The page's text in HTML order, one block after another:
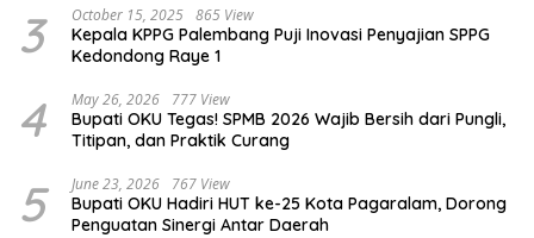
3 October 15, 2025 865 View
Kepala KPPG Palembang Puji Inovasi Penyajian SPPG
Kedondong Raye 1
4 May 26, 2026 777 View
Bupati OKU Tegas! SPMB 2026 Wajib Bersih dari Pungli,
Titipan, dan Praktik Curang
5 June 23, 2026 767 View
Bupati OKU Hadiri HUT ke-25 Kota Pagaralam, Dorong
Penguatan Sinergi Antar Daerah